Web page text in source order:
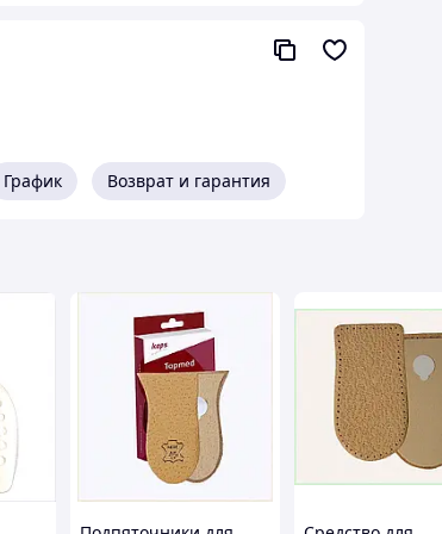
График Возврат и гарантия